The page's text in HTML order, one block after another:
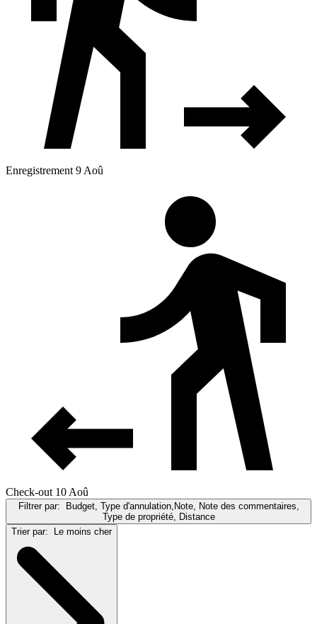
Enregistrement 9 Aoû
Check-out 10 Aoû
Filtrer par: Budget, Type d'annulation,Note, Note des commentaires,
Type de propriété, Distance
Trier par: Le moins cher